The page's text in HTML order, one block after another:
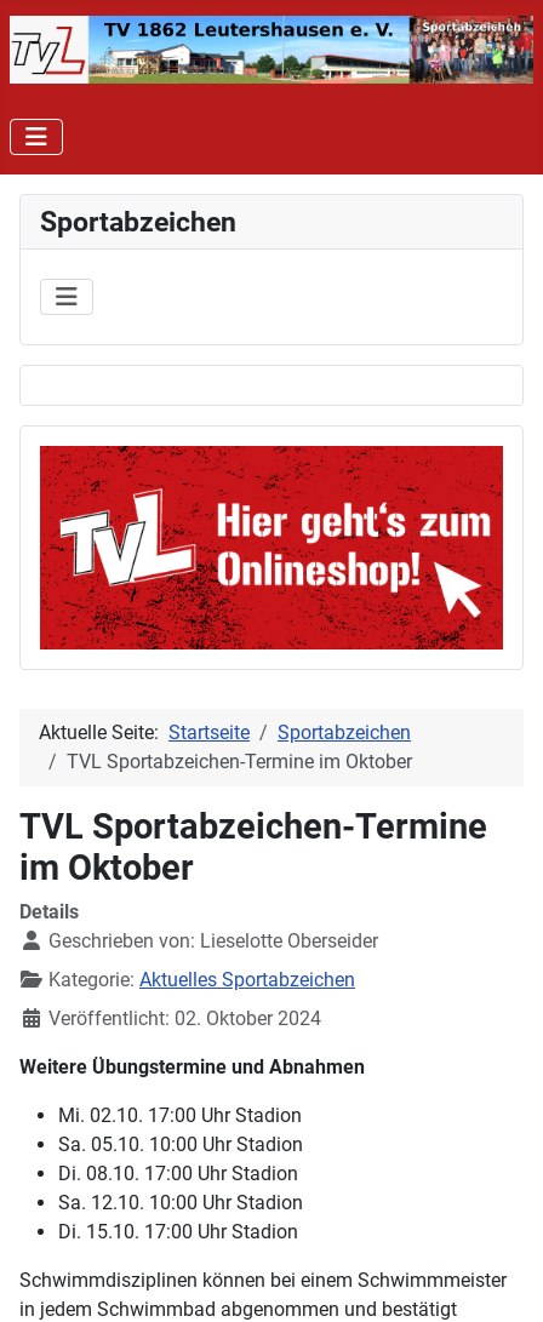
Sportabzeichen
Aktuelle Seite: Startseite
Sportabzeichen
TVL Sportabzeichen-Termine im Oktober
TVL Sportabzeichen-Termine
im Oktober
Details
Geschrieben von: Lieselotte Oberseider
Kategorie: Aktuelles Sportabzeichen
Veröffentlicht: 02. Oktober 2024
Weitere Übungstermine und Abnahmen
Mi. 02.10. 17:00 Uhr Stadion
Sa. 05.10. 10:00 Uhr Stadion
Di. 08.10. 17:00 Uhr Stadion
Sa. 12.10. 10:00 Uhr Stadion
Di. 15.10. 17:00 Uhr Stadion
Schwimmdisziplinen können bei einem Schwimmmeister
in jedem Schwimmbad abgenommen und bestätigt